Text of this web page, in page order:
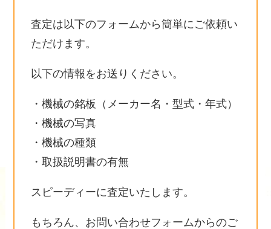
査定は以下のフォームから簡単にご依頼い
ただけます。
以下の情報をお送りください。
・機械の銘板（メーカー名・型式・年式）
・機械の写真
・機械の種類
・取扱説明書の有無
スピーディーに査定いたします。
もちろん、お問い合わせフォームからのご